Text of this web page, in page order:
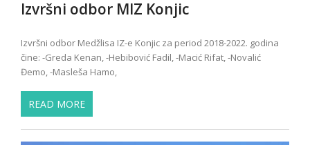
Izvršni odbor MIZ Konjic
Izvršni odbor Medžlisa IZ-e Konjic za period 2018-2022. godina
čine: -Greda Kenan, -Hebibović Fadil, -Macić Rifat, -Novalić
Đemo, -Masleša Hamo,
READ MORE